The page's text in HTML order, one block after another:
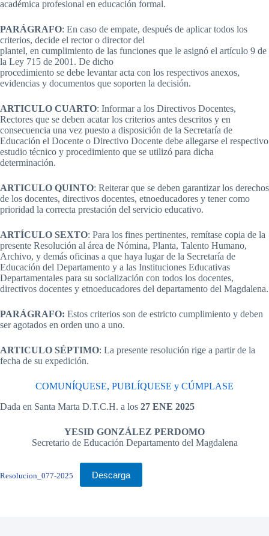
académica profesional en educación formal.
PARÁGRAFO: En caso de empate, después de aplicar todos los
criterios, decide el rector o director del
plantel, en cumplimiento de las funciones que le asignó el artículo 9 de
la Ley 715 de 2001. De dicho
procedimiento se debe levantar acta con los respectivos anexos,
evidencias y documentos que soporten la decisión.
ARTICULO CUARTO: Informar a los Directivos Docentes,
Rectores que se deben acatar los criterios antes descritos y en
consecuencia una vez puesto a disposición de la Secretaría de
Educación el Docente o Directivo Docente debe allegarse el respectivo
estudio técnico y procedimiento que se utilizó para dicha
determinación.
ARTICULO QUINTO: Reiterar que se deben garantizar los derechos
de los docentes, directivos docentes, etnoeducadores y tener como
prioridad la correcta prestación del servicio educativo.
ARTÍCULO SEXTO: Para los fines pertinentes, remítase copia de la
presente Resolución al área de Nómina, Planta, Talento Humano,
Archivo, y demás oficinas a que haya lugar de la Secretaría de
Educación del Departamento y a las Instituciones Educativas
Departamentales para su socialización con todos los docentes,
directivos docentes y etnoeducadores del departamento del Magdalena.
PARÁGRAFO: Estos criterios son de estricto cumplimiento y deben
ser agotados en orden uno a uno.
ARTICULO SÉPTIMO: La presente resolución rige a partir de la
fecha de su expedición.
COMUNÍQUESE, PUBLÍQUESE y CÚMPLASE
Dada en Santa Marta D.T.C.H. a los 27 ENE 2025
YESID GONZÁLEZ PERDOMO
Secretario de Educación Departamento del Magdalena
Resolucion_077-2025 Descarga